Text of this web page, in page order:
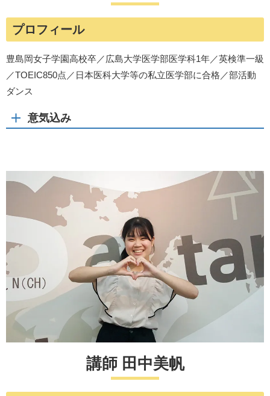
プロフィール
豊島岡女子学園高校卒／広島大学医学部医学科1年／英検準一級
／TOEIC850点／日本医科大学等の私立医学部に合格／部活動
ダンス
意気込み
講師 田中美帆